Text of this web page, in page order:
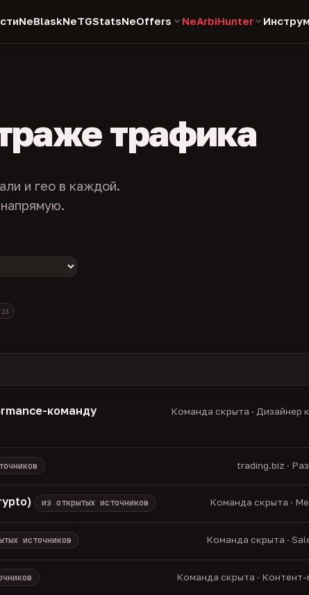
NeBlaskNeTGStatsNeOffers NeArbiHunter
трафика
и гео в каждой.
23
вертикаль, формат, вилка, грейд.
дохода, без увода в сторонние боты.
дней.
команду Команда скрыта · Дизайнер
trading.biz ·
из открытых источников Команда скрыта ·
источников Команда скрыта ·
Команда скрыта ·